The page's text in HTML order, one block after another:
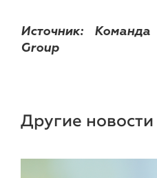
Источник:
Group
Другие новости